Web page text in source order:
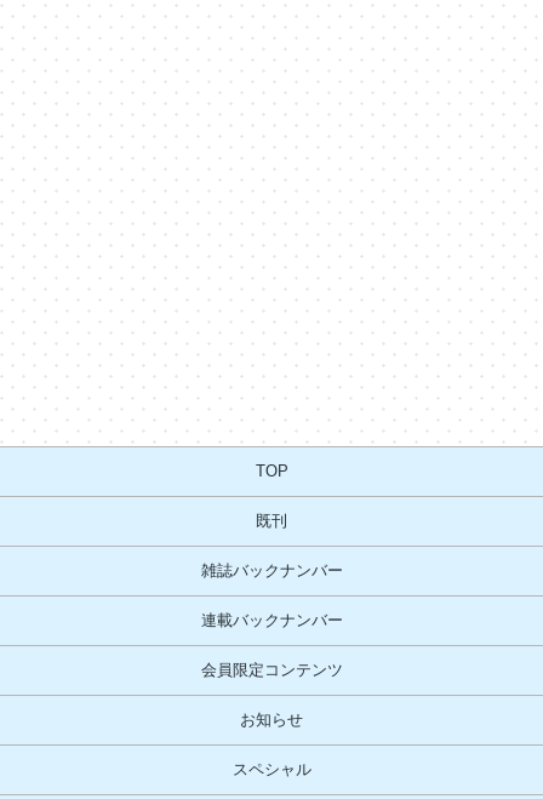
TOP
既刊
雑誌バックナンバー
連載バックナンバー
会員限定コンテンツ
お知らせ
スペシャル